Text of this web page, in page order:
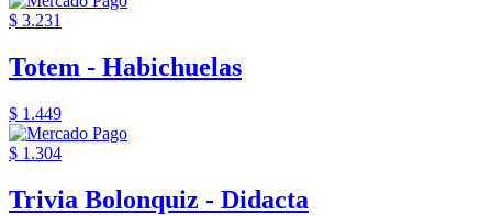
$ 3.231
Totem - Habichuelas
$ 1.449
$ 1.304
Trivia Bolonquiz - Didacta